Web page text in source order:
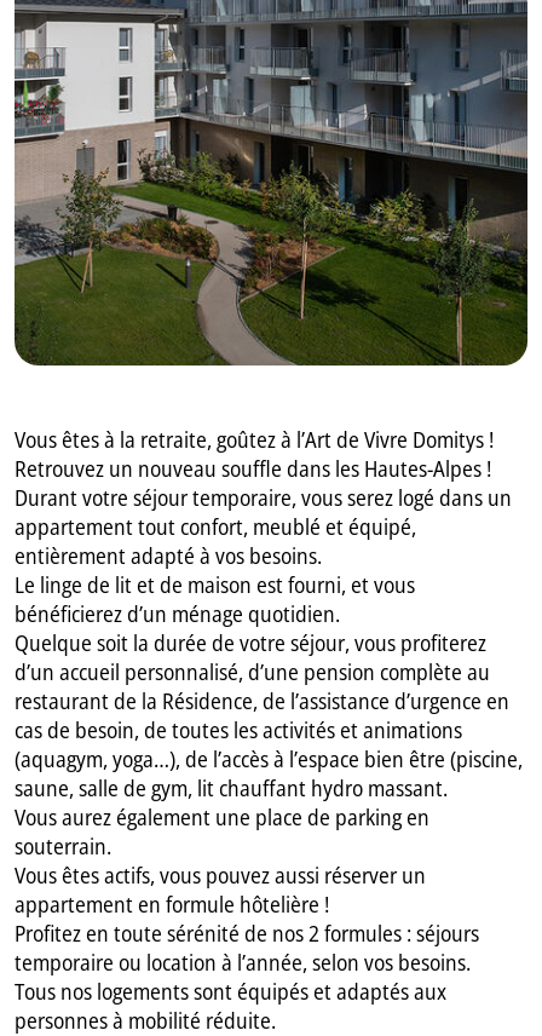
Vous êtes à la retraite, goûtez à l’Art de Vivre Domitys !
Retrouvez un nouveau souffle dans les Hautes-Alpes !
Durant votre séjour temporaire, vous serez logé dans un
appartement tout confort, meublé et équipé,
entièrement adapté à vos besoins.
Le linge de lit et de maison est fourni, et vous
bénéficierez d’un ménage quotidien.
Quelque soit la durée de votre séjour, vous profiterez
d’un accueil personnalisé, d’une pension complète au
restaurant de la Résidence, de l’assistance d’urgence en
cas de besoin, de toutes les activités et animations
(aquagym, yoga…), de l’accès à l’espace bien être (piscine,
saune, salle de gym, lit chauffant hydro massant.
Vous aurez également une place de parking en
souterrain.
Vous êtes actifs, vous pouvez aussi réserver un
appartement en formule hôtelière !
Profitez en toute sérénité de nos 2 formules : séjours
temporaire ou location à l’année, selon vos besoins.
Tous nos logements sont équipés et adaptés aux
personnes à mobilité réduite.